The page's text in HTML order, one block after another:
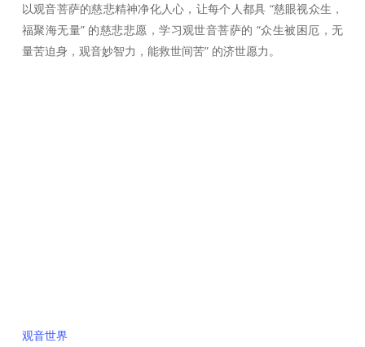
以观音菩萨的慈悲精神净化人心，让每个人都具 “慈眼视众生，
福聚海无量” 的慈悲悲愿，学习观世音菩萨的 “众生被困厄，无
量苦迫身，观音妙智力，能救世间苦” 的济世愿力。
观音世界